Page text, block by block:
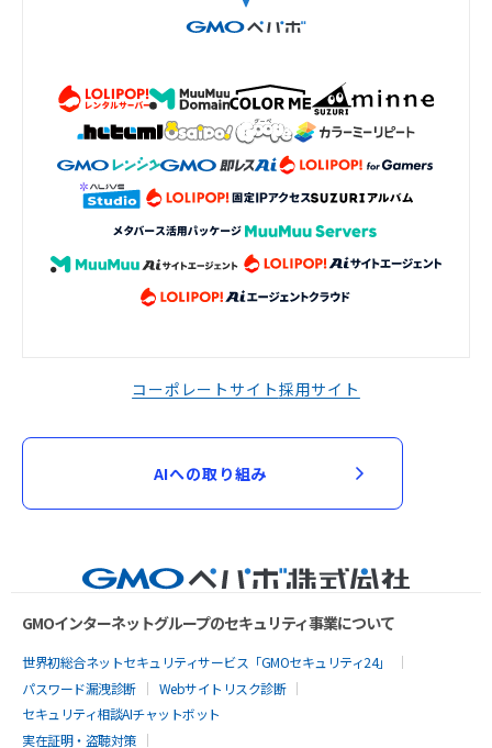
コーポレートサイト採用サイト
AIへの取り組み
GMOインターネットグループのセキュリティ事業について
世界初総合ネットセキュリティサービス「GMOセキュリティ24」
パスワード漏洩診断
Webサイトリスク診断
セキュリティ相談AIチャットボット
実在証明・盗聴対策